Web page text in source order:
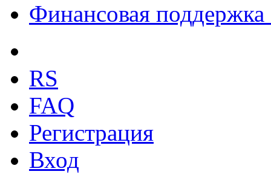
Финансовая поддержка
RS
FAQ
Регистрация
Вход